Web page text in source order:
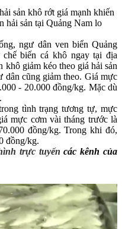
sản khô rớt giá mạnh khiến
hải sản tại Quảng Nam lo
ngư dân ven biển Quảng
biến cá khô ngay tại địa
khô giảm kéo theo giá hải sản
dân cũng giảm theo. Giá mực
- 20.000 đồng/kg. Mặc dù
tình trạng tương tự, mực
mực cơm vài tháng trước là
đồng/kg. Trong khi đó,
đồng/kg.
trực tuyến các kênh của